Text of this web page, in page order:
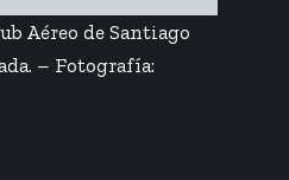
Aéreo de Santiago
– Fotografía: